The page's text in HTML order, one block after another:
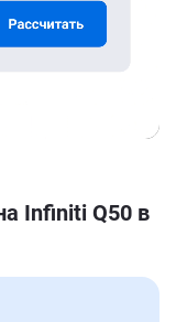
Infiniti Q50 в